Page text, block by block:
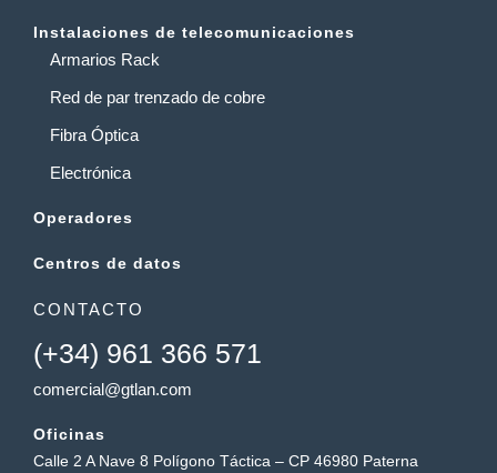
Instalaciones de telecomunicaciones
Armarios Rack
Red de par trenzado de cobre
Fibra Óptica
Electrónica
Operadores
Centros de datos
CONTACTO
(+34) 961 366 571
comercial@gtlan.com
Oficinas
Calle 2 A Nave 8 Polígono Táctica – CP 46980 Paterna